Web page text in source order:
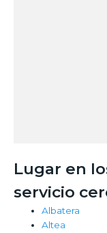
Lugar en
servicio
Albatera
Altea